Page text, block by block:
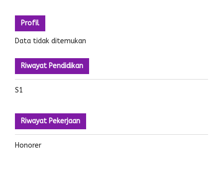
Profil
Data tidak ditemukan
Riwayat Pendidikan
S1
Riwayat Pekerjaan
Honorer